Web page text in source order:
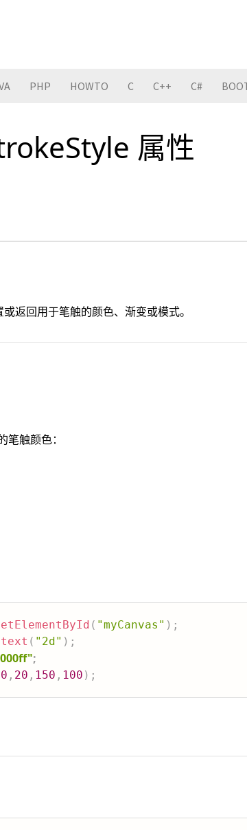
PHP HOWTO C C++ C#
属性
返回用于笔触的颜色、渐变或模式。
触颜色：
( "myCanvas" ) ;
( "2d" ) ;
;
, 20 , 150 , 100 ) ;